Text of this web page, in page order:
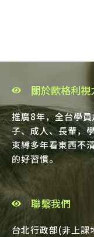
關於歐格利視
推廣8年，全台學
子、成人、長輩，
束縛多年看東西不
的好習慣。
聯繫我們
台北行政部(非上課